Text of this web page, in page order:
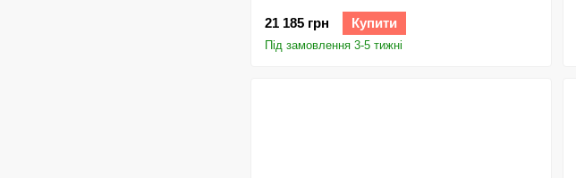
21 185 грн Купити
Під замовлення 3-5 тижні